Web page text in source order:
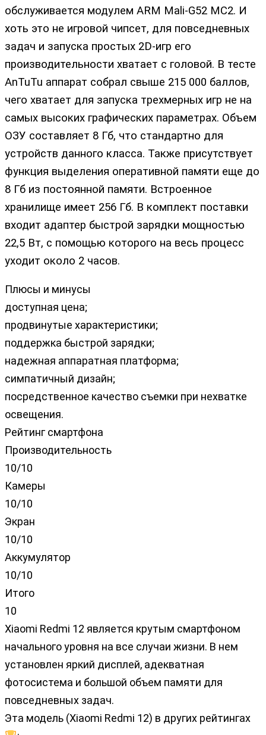
обслуживается модулем ARM Mali-G52 MC2. И
хоть это не игровой чипсет, для повседневных
задач и запуска простых 2D-игр его
производительности хватает с головой. В тесте
AnTuTu аппарат собрал свыше 215 000 баллов,
чего хватает для запуска трехмерных игр не на
самых высоких графических параметрах. Объем
ОЗУ составляет 8 Гб, что стандартно для
устройств данного класса. Также присутствует
функция выделения оперативной памяти еще до
8 Гб из постоянной памяти. Встроенное
хранилище имеет 256 Гб. В комплект поставки
входит адаптер быстрой зарядки мощностью
22,5 Вт, с помощью которого на весь процесс
уходит около 2 часов.
Плюсы и минусы
доступная цена;
продвинутые характеристики;
поддержка быстрой зарядки;
надежная аппаратная платформа;
симпатичный дизайн;
посредственное качество съемки при нехватке
освещения.
Рейтинг смартфона
Производительность
10/10
Камеры
10/10
Экран
10/10
Аккумулятор
10/10
Итого
10
Xiaomi Redmi 12 является крутым смартфоном
начального уровня на все случаи жизни. В нем
установлен яркий дисплей, адекватная
фотосистема и большой объем памяти для
повседневных задач.
Эта модель (Xiaomi Redmi 12) в других рейтингах